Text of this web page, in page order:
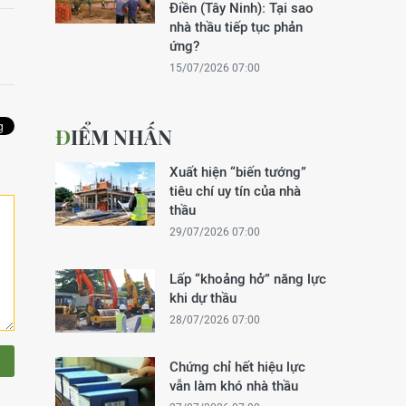
Điền (Tây Ninh): Tại sao
nhà thầu tiếp tục phản
ứng?
15/07/2026 07:00
ĐIỂM NHẤN
Xuất hiện “biến tướng”
tiêu chí uy tín của nhà
thầu
29/07/2026 07:00
Lấp “khoảng hở” năng lực
khi dự thầu
28/07/2026 07:00
Chứng chỉ hết hiệu lực
vẫn làm khó nhà thầu